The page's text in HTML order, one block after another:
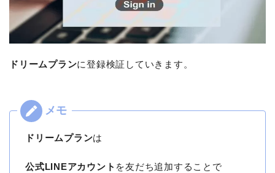
ドリームプランに登録検証していきます。
ドリームプランは
公式LINEアカウント を友だち追加することで